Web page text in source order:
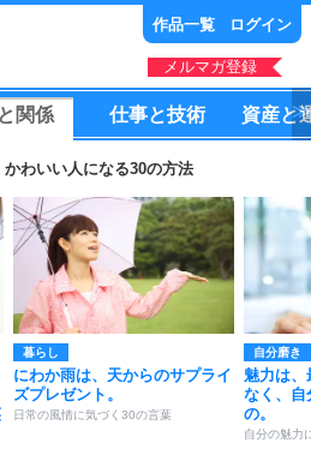
作品一覧 ログイン
メルマガ登録
と 関係 仕事と技術 資産と
かわいい人になる30の方法
暮らし
にわか雨は、天からのサプライ
ズプレゼント。
日常の風情に気づく30の言葉
自分磨き
魅力は
なく、自
の。
自分の魅力